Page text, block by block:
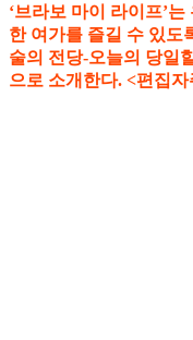
‘브라보 마이 라이프’
한 여가를 즐길 수 있도
술의 전당-오늘의 당일
으로 소개한다. <편집자